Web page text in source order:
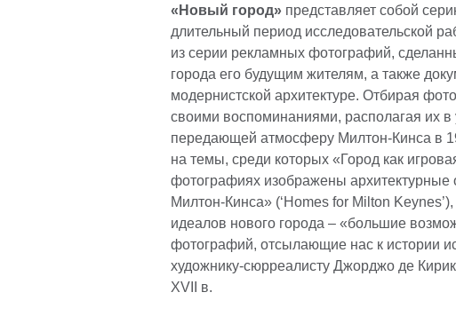
«Новый город» представляет собой
длительный период исследовательской
из серии рекламных фотографий,
города его будущим жителям, а также
модернистской архитектуре. Отбирая
своими воспоминаниями, располагая их в
передающей атмосферу Милтон-Кинса в
на темы, среди которых «Город как
фотографиях изображены
Милтон-Кинса» (‘Homes for Milton
идеалов нового города – «большие
фотографий, отсылающие нас к истории
художнику-сюрреалисту Джорджо де
XVII в.